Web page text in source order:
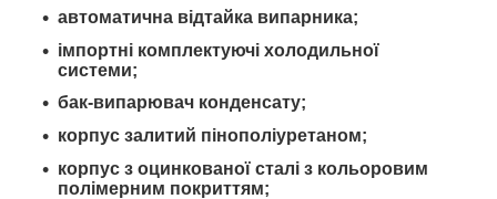
автоматична відтайка випарника;
імпортні комплектуючі холодильної
системи;
бак-випарювач конденсату;
корпус залитий пінополіуретаном;
корпус з оцинкованої сталі з кольоровим
полімерним покриттям;